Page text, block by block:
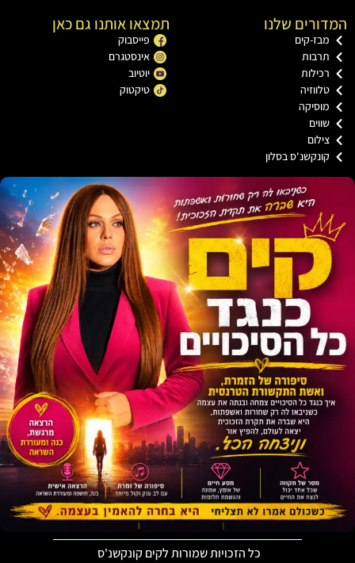
שלנו
קים
בסלון
תמצאו אותנו גם כאן
פייסבוק
אינסטגרם
יוטיוב
טיקטוק
כל הזכויות שמורות לקים קונקשנ'ס